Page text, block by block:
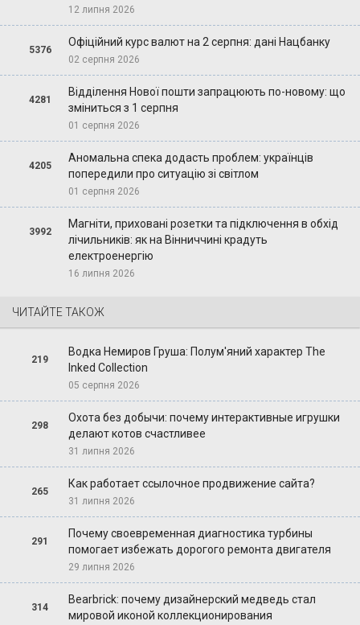
12 липня 2026
5376
Офіційний курс валют на 2 серпня: дані Нацбанку
02 серпня 2026
4281
Відділення Нової пошти запрацюють по-новому: що
зміниться з 1 серпня
01 серпня 2026
4205
Аномальна спека додасть проблем: українців
попередили про ситуацію зі світлом
01 серпня 2026
3992
Магніти, приховані розетки та підключення в обхід
лічильників: як на Вінниччині крадуть
електроенергію
16 липня 2026
ЧИТАЙТЕ ТАКОЖ
219
Водка Немиров Груша: Полум'яний характер The
Inked Collection
05 серпня 2026
298
Охота без добычи: почему интерактивные игрушки
делают котов счастливее
31 липня 2026
265
Как работает ссылочное продвижение сайта?
31 липня 2026
291
Почему своевременная диагностика турбины
помогает избежать дорогого ремонта двигателя
29 липня 2026
314
Bearbrick: почему дизайнерский медведь стал
мировой иконой коллекционирования